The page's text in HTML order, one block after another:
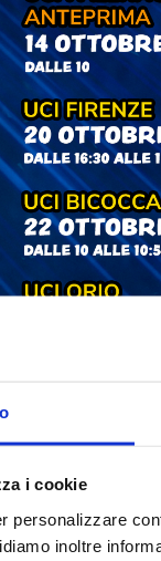
i cookie
personalizzare
inoltre